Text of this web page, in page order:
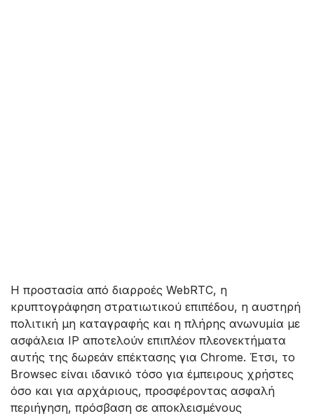
Η προστασία από διαρροές WebRTC, η
κρυπτογράφηση στρατιωτικού επιπέδου, η αυστηρή
πολιτική μη καταγραφής και η πλήρης ανωνυμία με
ασφάλεια IP αποτελούν επιπλέον πλεονεκτήματα
αυτής της δωρεάν επέκτασης για Chrome. Έτσι, το
Browsec είναι ιδανικό τόσο για έμπειρους χρήστες
όσο και για αρχάριους, προσφέροντας ασφαλή
περιήγηση, πρόσβαση σε αποκλεισμένους